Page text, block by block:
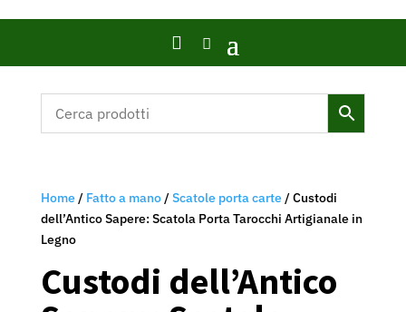

Home/ Fatto a mano/Scatole porta carte/ Custodi
dell’Antico Sapere: Scatola Porta Tarocchi Artigianale in
Legno
Custodi dell’Antico